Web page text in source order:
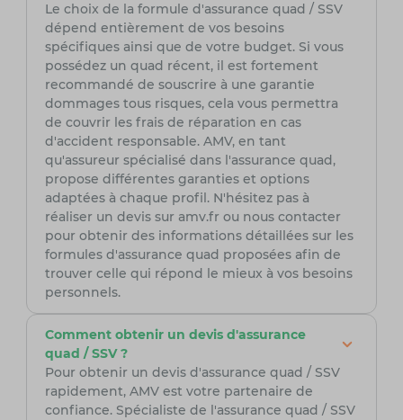
Le choix de la formule d'assurance quad / SSV
dépend entièrement de vos besoins
spécifiques ainsi que de votre budget. Si vous
possédez un quad récent, il est fortement
recommandé de souscrire à une garantie
dommages tous risques, cela vous permettra
de couvrir les frais de réparation en cas
d'accident responsable. AMV, en tant
qu'assureur spécialisé dans l'assurance quad,
propose différentes garanties et options
adaptées à chaque profil. N'hésitez pas à
réaliser un devis sur amv.fr ou nous contacter
pour obtenir des informations détaillées sur les
formules d'assurance quad proposées afin de
trouver celle qui répond le mieux à vos besoins
personnels.
Comment obtenir un devis d'assurance
quad / SSV ?
Pour obtenir un devis d'assurance quad / SSV
rapidement, AMV est votre partenaire de
confiance. Spécialiste de l'assurance quad / SSV